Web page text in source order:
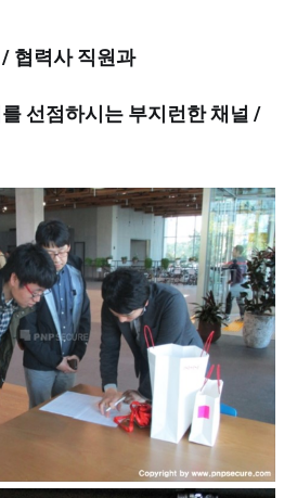
협력사 직원과
선점하시는 부지런한 채널 /